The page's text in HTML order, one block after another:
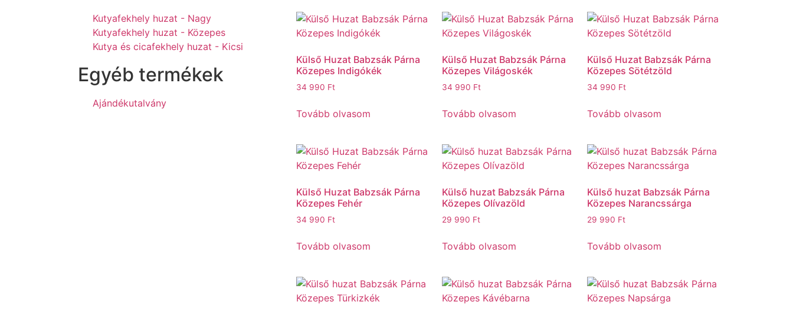
Kutyafekhely huzat - Nagy
Kutyafekhely huzat - Közepes
Kutya és cicafekhely huzat - Kicsi
Egyéb termékek
Ajándékutalvány
Külső Huzat Babzsák Párna
Közepes Indigókék
34 990 Ft
Tovább olvasom
Külső Huzat Babzsák Párna
Közepes Világoskék
34 990 Ft
Tovább olvasom
Külső Huzat Babzsák Párna
Közepes Sötétzöld
34 990 Ft
Tovább olvasom
Külső Huzat Babzsák Párna
Közepes Fehér
34 990 Ft
Tovább olvasom
Külső huzat Babzsák Párna
Közepes Olívazöld
29 990 Ft
Tovább olvasom
Külső huzat Babzsák Párna
Közepes Narancssárga
29 990 Ft
Tovább olvasom